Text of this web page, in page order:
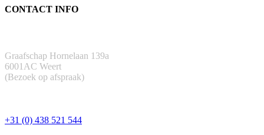
CONTACT INFO
Graafschap Hornelaan 139a
6001AC Weert
(Bezoek op afspraak)
+31 (0) 438 521 544